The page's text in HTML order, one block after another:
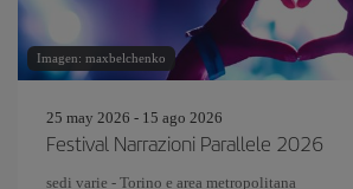
Imagen: maxbelchenko
25 may 2026 - 15 ago 2026
Festival Narrazioni Parallele 2026
sedi varie - Torino e area metropolitana